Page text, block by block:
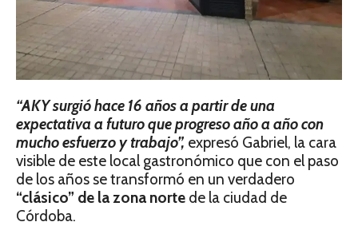
“AKY surgió hace 16 años a partir de una
expectativa a futuro que progreso año a año con
mucho esfuerzo y trabajo”, expresó Gabriel, la cara
visible de este local gastronómico que con el paso
de los años se transformó en un verdadero
“clásico” de la zona norte de la ciudad de
Córdoba.